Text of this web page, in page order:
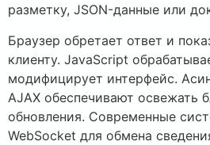
разметку, JSON-данные или
Браузер обретает ответ и
клиенту. JavaScript
модифицирует интерфейс.
AJAX обеспечивают освежать
обновления. Современные
WebSocket для обмена